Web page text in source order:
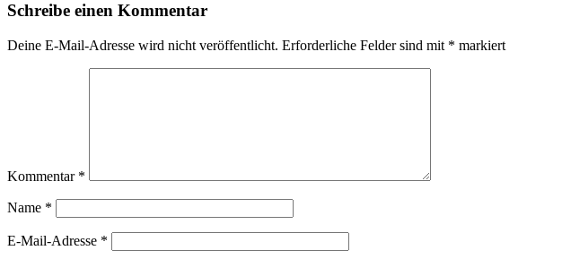
Schreibe einen Kommentar
Deine E-Mail-Adresse wird nicht veröffentlicht. Erforderliche Felder sind mit * markiert
Kommentar *
Name *
E-Mail-Adresse *